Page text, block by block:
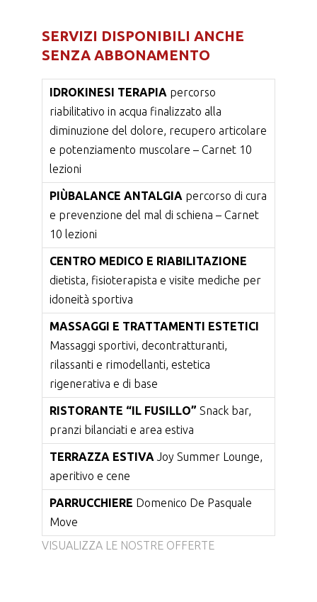
SERVIZI DISPONIBILI ANCHE
SENZA ABBONAMENTO
IDROKINESI TERAPIA percorso
riabilitativo in acqua finalizzato alla
diminuzione del dolore, recupero articolare
e potenziamento muscolare – Carnet 10
lezioni
PIÙBALANCE ANTALGIA percorso di cura
e prevenzione del mal di schiena – Carnet
10 lezioni
CENTRO MEDICO E RIABILITAZIONE
dietista, fisioterapista e visite mediche per
idoneità sportiva
MASSAGGI E TRATTAMENTI ESTETICI
Massaggi sportivi, decontratturanti,
rilassanti e rimodellanti, estetica
rigenerativa e di base
RISTORANTE “IL FUSILLO” Snack bar,
pranzi bilanciati e area estiva
TERRAZZA ESTIVA Joy Summer Lounge,
aperitivo e cene
PARRUCCHIERE Domenico De Pasquale
Move
VISUALIZZA LE NOSTRE OFFERTE